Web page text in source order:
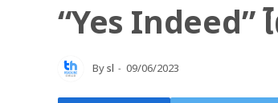
“Yes Indeed”
Bysl 09/06/2023